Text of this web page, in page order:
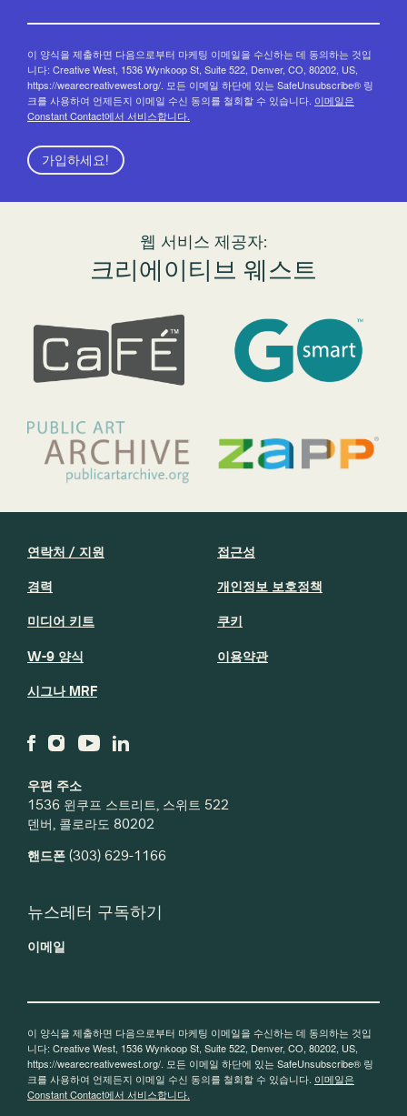
이 양식을 제출하면 다음으로부터 마케팅 이메일을 수신하는 데 동의하는 것입
니다: Creative West, 1536 Wynkoop St, Suite 522, Denver, CO, 80202, US,
https://wearecreativewest.org/. 모든 이메일 하단에 있는 SafeUnsubscribe® 링
크를 사용하여 언제든지 이메일 수신 동의를 철회할 수 있습니다. 이메일은
Constant Contact에서 서비스합니다.
가입하세요!
웹 서비스 제공자:
크리에이티브 웨스트
우편 주소
1536 윈쿠프 스트리트, 스위트 522
덴버, 콜로라도 80202
핸드폰 (303) 629-1166
연락처 / 지원
경력
미디어 키트
W-9 양식
시그나 MRF
접근성
개인정보 보호정책
쿠키
이용약관
뉴스레터 구독하기
이메일
이 양식을 제출하면 다음으로부터 마케팅 이메일을 수신하는 데 동의하는 것입
니다: Creative West, 1536 Wynkoop St, Suite 522, Denver, CO, 80202, US,
https://wearecreativewest.org/. 모든 이메일 하단에 있는 SafeUnsubscribe® 링
크를 사용하여 언제든지 이메일 수신 동의를 철회할 수 있습니다. 이메일은
Constant Contact에서 서비스합니다.